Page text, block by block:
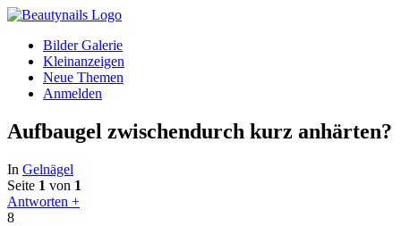
Bilder Galerie
Kleinanzeigen
Neue Themen
Anmelden
Aufbaugel zwischendurch kurz anhärten?
In Gelnägel
Seite 1 von 1
Antworten +
8